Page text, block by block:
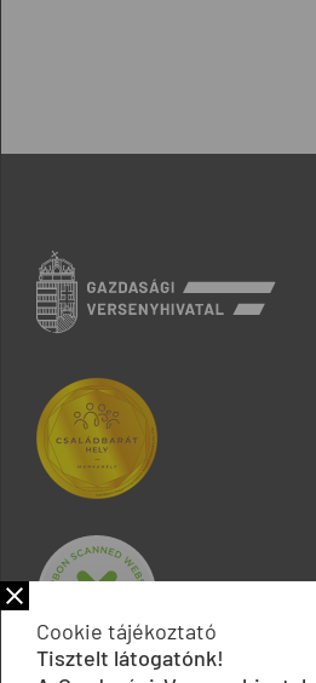
Cookie tájékoztató
Tisztelt látogatónk!